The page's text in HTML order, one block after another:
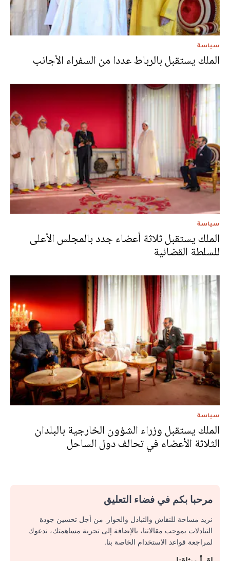
سياسة
الملك يستقبل بالرباط عددا من السفراء الأجانب
سياسة
الملك يستقبل ثلاثة أعضاء جدد بالمجلس الأعلى
للسلطة القضائية
سياسة
الملك يستقبل وزراء الشؤون الخارجية بالبلدان
الثلاثة الأعضاء في تحالف دول الساحل
مرحبا بكم في فضاء التعليق
نريد مساحة للنقاش والتبادل والحوار. من أجل تحسين جودة
التبادلات بموجب مقالاتنا، بالإضافة إلى تجربة مساهمتك، ندعوك
لمراجعة قواعد الاستخدام الخاصة بنا.